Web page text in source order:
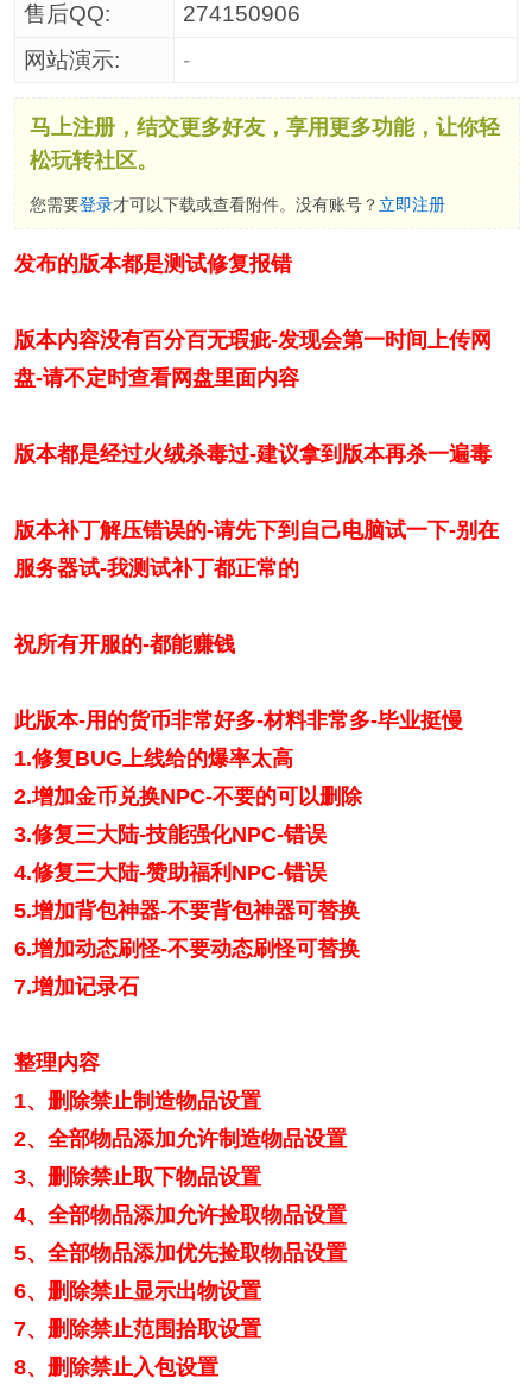
售后QQ:
274150906
网站演示:
-
马上注册，结交更多好友，享用更多功能，让你轻
松玩转社区。
您需要登录才可以下载或查看附件。没有账号？ 立即注册
发布的版本都是测试修复报错
版本内容没有百分百无瑕疵-发现会第一时间上传网
盘-请不定时查看网盘里面内容
版本都是经过火绒杀毒过-建议拿到版本再杀一遍毒
版本补丁解压错误的-请先下到自己电脑试一下-别在
服务器试-我测试补丁都正常的
祝所有开服的-都能赚钱
此版本-用的货币非常好多-材料非常多-毕业挺慢
1.修复BUG上线给的爆率太高
2.增加金币兑换NPC-不要的可以删除
3.修复三大陆-技能强化NPC-错误
4.修复三大陆-赞助福利NPC-错误
5.增加背包神器-不要背包神器可替换
6.增加动态刷怪-不要动态刷怪可替换
7.增加记录石
整理内容
1、删除禁止制造物品设置
2、全部物品添加允许制造物品设置
3、删除禁止取下物品设置
4、全部物品添加允许捡取物品设置
5、全部物品添加优先捡取物品设置
6、删除禁止显示出物设置
7、删除禁止范围拾取设置
8、删除禁止入包设置